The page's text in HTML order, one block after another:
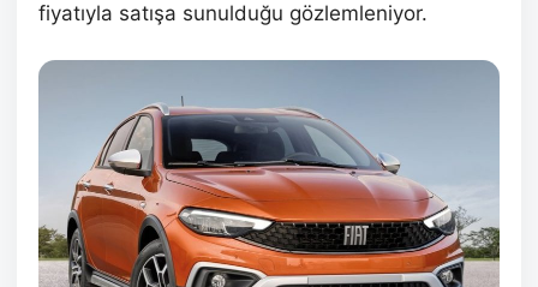
fiyatıyla satışa sunulduğu gözlemleniyor.